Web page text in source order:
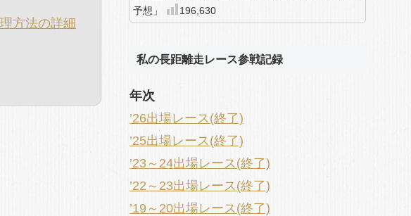
方法の詳細
予想」
196,630
私の長距離走レース参戦記録
年次
’26出場レース(終了)
’25出場レース(終了)
’23～24出場レース(終了)
’22～23出場レース(終了)
’19～20出場レース(終了)